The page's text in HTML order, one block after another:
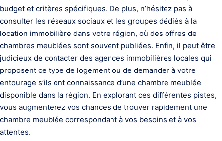
budget et critères spécifiques. De plus, n’hésitez pas à
consulter les réseaux sociaux et les groupes dédiés à la
location immobilière dans votre région, où des offres de
chambres meublées sont souvent publiées. Enfin, il peut être
judicieux de contacter des agences immobilières locales qui
proposent ce type de logement ou de demander à votre
entourage s’ils ont connaissance d’une chambre meublée
disponible dans la région. En explorant ces différentes pistes,
vous augmenterez vos chances de trouver rapidement une
chambre meublée correspondant à vos besoins et à vos
attentes.